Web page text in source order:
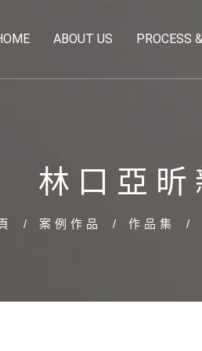
ABOUT US PROCESS
林口亞昕
案例作品 作品集